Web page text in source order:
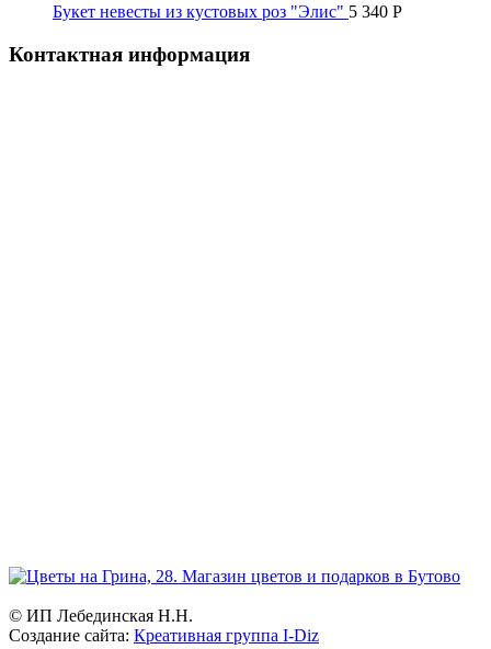
Букет невесты из кустовых роз "Элис" 5 340 Р
Контактная информация
© ИП Лебединская Н.Н.
Создание сайта: Креативная группа I-Diz